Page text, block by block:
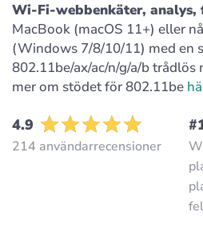
Wi-Fi-webbenkäter, analys,
MacBook (macOS 11+) eller
(Windows 7/8/10/11) med en
802.11be/ax/ac/n/g/a/b trådlös
mer om stödet för 802.11be
4.9
214 användarrecensioner